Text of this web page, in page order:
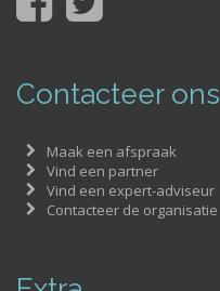
Contacteer ons
Maak een afspraak
Vind een partner
Vind een expert-adviseur
Contacteer de organisatie